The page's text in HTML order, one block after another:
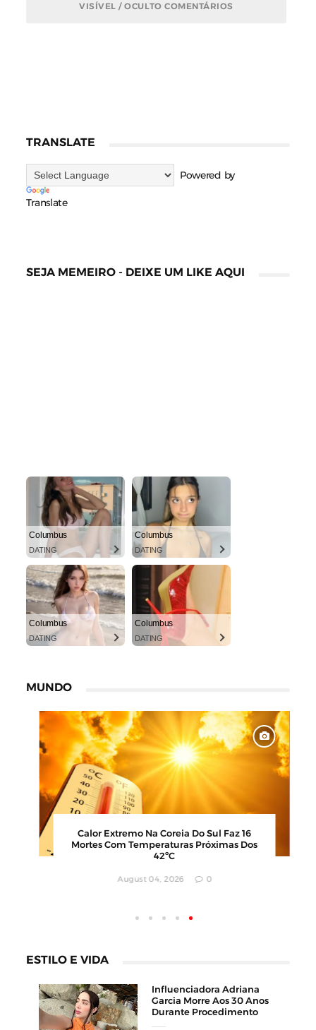
VISÍVEL / OCULTO COMENTÁRIOS
TRANSLATE
Powered by
Translate
SEJA MEMEIRO - DEIXE UM LIKE AQUI
Columbus
DATING
Columbus
DATING
Columbus
DATING
Columbus
DATING
MUNDO
Polícia Investiga Morte De Modelo
Encontrada Em Mala Após Viagem Pela
Europa
August 04, 2026 0
ESTILO E VIDA
Influenciadora Adriana
Garcia Morre Aos 30 Anos
Durante Procedimento